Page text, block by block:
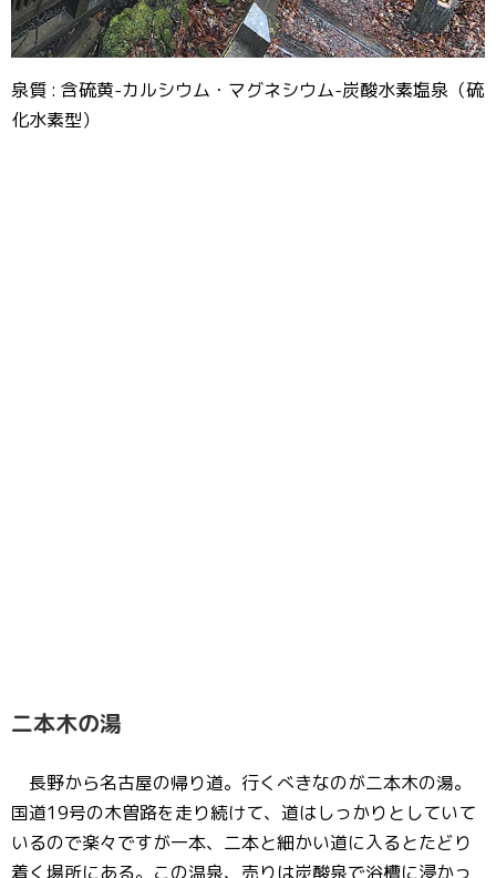
泉質 : 含硫黄-カルシウム・マグネシウム-炭酸水素塩泉（硫
化水素型）
二本木の湯
長野から名古屋の帰り道。行くべきなのが二本木の湯。
国道19号の木曽路を走り続けて、道はしっかりとしていて
いるので楽々ですが一本、二本と細かい道に入るとたどり
着く場所にある。この温泉、売りは炭酸泉で浴槽に浸かっ